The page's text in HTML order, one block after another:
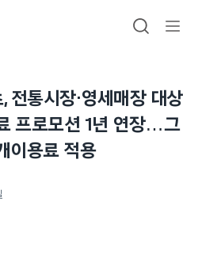
검색
전통시장·영세매장 대상
프로모션 1년 연장…그
이용료 적용